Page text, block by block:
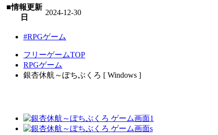
■情報更新
日
2024-12-30
#RPGゲーム
フリーゲームTOP
RPGゲーム
銀杏休航～ぽちぶくろ [ Windows ]